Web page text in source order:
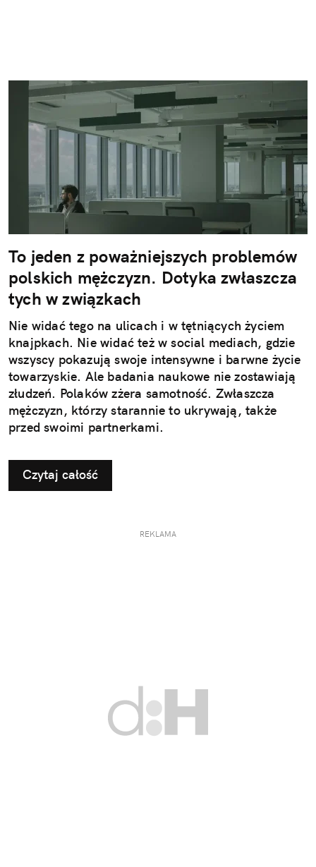
To jeden z poważniejszych problemów
polskich mężczyzn. Dotyka zwłaszcza
tych w związkach
Nie widać tego na ulicach i w tętniących życiem
knajpkach. Nie widać też w social mediach, gdzie
wszyscy pokazują swoje intensywne i barwne życie
towarzyskie. Ale badania naukowe nie zostawiają
złudzeń. Polaków zżera samotność. Zwłaszcza
mężczyzn, którzy starannie to ukrywają, także
przed swoimi partnerkami.
Czytaj całość
REKLAMA